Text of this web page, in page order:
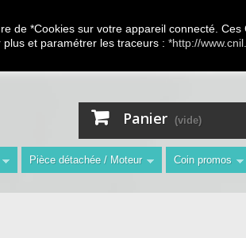
de *Cookies sur votre appareil connecté. Ces
et paramétrer les traceurs : *http://
Toutes marques
Contactez-nous
"
Panier (vide)
Pièce détachée / Moteur Coin promos